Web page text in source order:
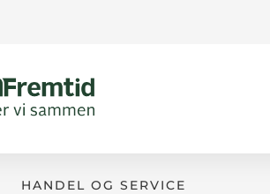
HANDEL OG SERVICE